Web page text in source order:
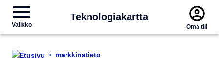
Valikko
Teknologiakartta
Oma tili
› markkinatieto